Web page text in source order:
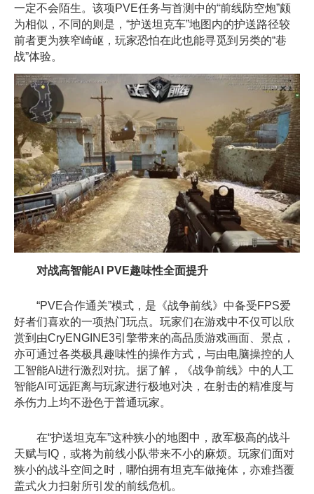
一定不会陌生。该项PVE任务与首测中的“前线防空炮”颇
为相似，不同的则是，“护送坦克车”地图内的护送路径较
前者更为狭窄崎岖，玩家恐怕在此也能寻觅到另类的“巷
战”体验。
对战高智能AI PVE趣味性全面提升
“PVE合作通关”模式，是《战争前线》中备受FPS爱
好者们喜欢的一项热门玩点。玩家们在游戏中不仅可以欣
赏到由CryENGINE3引擎带来的高品质游戏画面、景点，
亦可通过各类极具趣味性的操作方式，与由电脑操控的人
工智能AI进行激烈对抗。据了解，《战争前线》中的人工
智能AI可远距离与玩家进行极地对决，在射击的精准度与
杀伤力上均不逊色于普通玩家。
在“护送坦克车”这种狭小的地图中，敌军极高的战斗
天赋与IQ，或将为前线小队带来不小的麻烦。玩家们面对
狭小的战斗空间之时，哪怕拥有坦克车做掩体，亦难挡覆
盖式火力扫射所引发的前线危机。